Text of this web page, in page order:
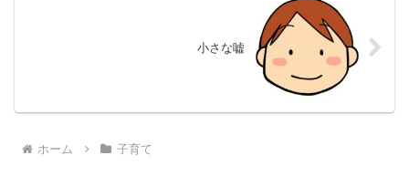
小さな嘘
ホーム 子育て